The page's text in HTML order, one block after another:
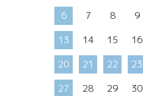
6
7 8 9
13
14 15 16
20
21 22 23
27
28 29 30